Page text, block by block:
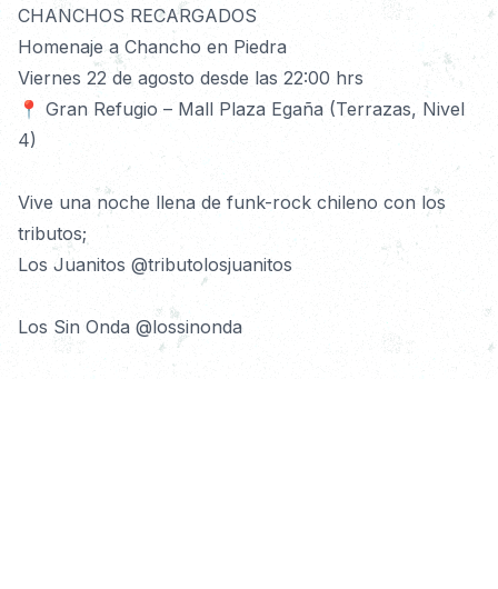
Detalles
CHANCHOS RECARGADOS
Homenaje a Chancho en Piedra
Viernes 22 de agosto desde las 22:00 hrs
📍 Gran Refugio – Mall Plaza Egaña (Terrazas, Nivel
4)
Vive una noche llena de funk-rock chileno con los
tributos;
Los Juanitos @tributolosjuanitos
Los Sin Onda @lossinonda